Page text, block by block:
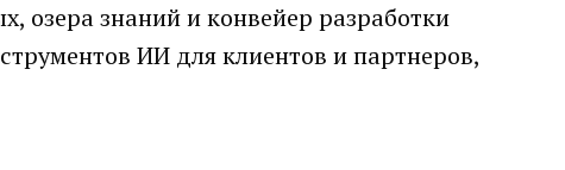
озера знаний и конвейер разработки
ИИ для клиентов и партнеров,